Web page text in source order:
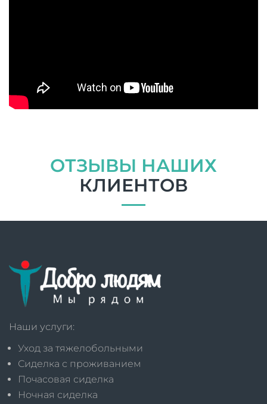
ОТЗЫВЫ НАШИХ
КЛИЕНТОВ
Наши услуги:
Уход за тяжелобольными
Сиделка с проживанием
Почасовая сиделка
Ночная сиделка